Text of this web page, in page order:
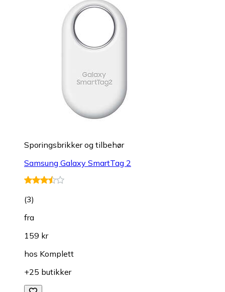
Sporingsbrikker og tilbehør
Samsung Galaxy SmartTag 2
(3)
fra
159 kr
hos Komplett
+25 butikker